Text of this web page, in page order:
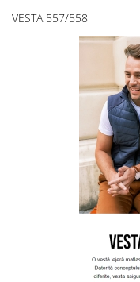
VESTA 557/558